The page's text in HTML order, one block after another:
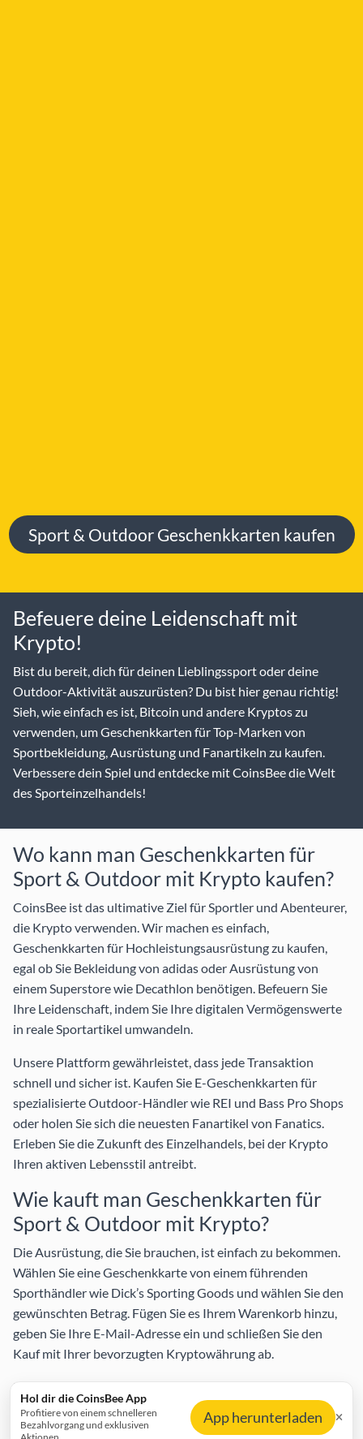
Sport & Outdoor Geschenkkarten kaufen
Befeuere deine Leidenschaft mit
Krypto!
Bist du bereit, dich für deinen Lieblingssport oder deine
Outdoor-Aktivität auszurüsten? Du bist hier genau richtig!
Sieh, wie einfach es ist, Bitcoin und andere Kryptos zu
verwenden, um Geschenkkarten für Top-Marken von
Sportbekleidung, Ausrüstung und Fanartikeln zu kaufen.
Verbessere dein Spiel und entdecke mit CoinsBee die Welt
des Sporteinzelhandels!
Wo kann man Geschenkkarten für
Sport & Outdoor mit Krypto kaufen?
CoinsBee ist das ultimative Ziel für Sportler und Abenteurer,
die Krypto verwenden. Wir machen es einfach,
Geschenkkarten für Hochleistungsausrüstung zu kaufen,
egal ob Sie Bekleidung von adidasoder Ausrüstung von
einem Superstore wie Decathlon benötigen. Befeuern Sie
Ihre Leidenschaft, indem Sie Ihre digitalen Vermögenswerte
in reale Sportartikel umwandeln.
Unsere Plattform gewährleistet, dass jede Transaktion
schnell und sicher ist. Kaufen Sie E-Geschenkkarten für
spezialisierte Outdoor-Händler wie REI und Bass Pro Shops
oder holen Sie sich die neuesten Fanartikel von Fanatics
Erleben Sie die Zukunft des Einzelhandels, bei der Krypto
Ihren aktiven Lebensstil antreibt.
Wie kauft man Geschenkkarten für
Sport & Outdoor mit Krypto?
Die Ausrüstung, die Sie brauchen, ist einfach zu bekommen.
Wählen Sie eine Geschenkkarte von einem führenden
Sporthändler wie Dick’s Sporting Goods und wählen Sie den
gewünschten Betrag. Fügen Sie es Ihrem Warenkorb hinzu,
geben Sie Ihre E-Mail-Adresse ein und schließen Sie den
Kauf mit Ihrer bevorzugten Kryptowährung ab.
Nachdem Ihre Zahlung bestätigt wurde, erhalten Sie eine
digitale Geschenkkarte mit einem Einlösecode in Ihrem
Posteingang. Verwenden Sie sie online oder im Geschäft, um
Hol dir die CoinsBee App
Profitiere von einem schnelleren
Bezahlvorgang und exklusiven
App herunterladen